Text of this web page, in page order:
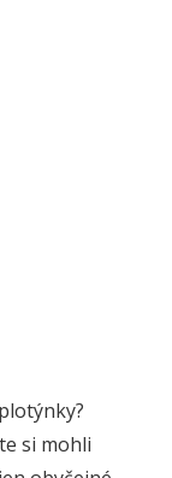
si mohli